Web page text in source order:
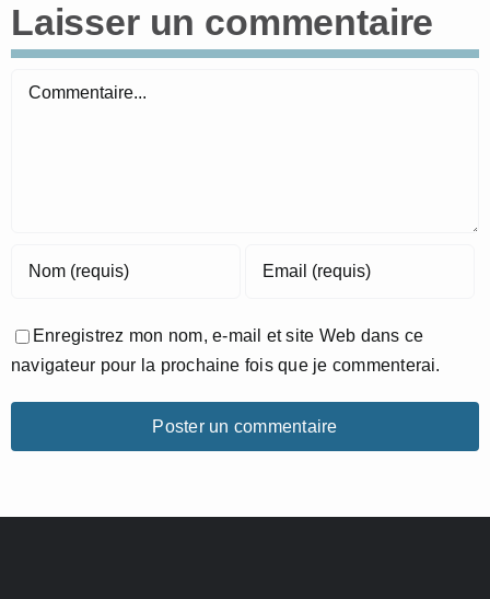
Laisser un commentaire
Commentaire
Enregistrez mon nom, e-mail et site Web dans ce
navigateur pour la prochaine fois que je commenterai.